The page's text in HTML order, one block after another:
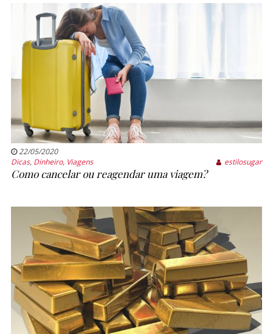
22/05/2020
Dicas, Dinheiro, Viagens estilosugar
Como cancelar ou reagendar uma viagem?